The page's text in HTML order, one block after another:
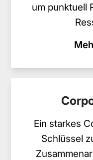
um punktuell
Ein starkes
Schlüssel